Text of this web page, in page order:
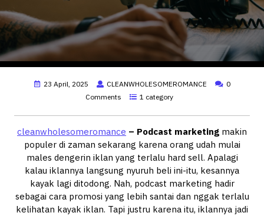
23 April, 2025 CLEANWHOLESOMEROMANCE
0
Comments
1 category
cleanwholesomeromance – Podcast marketing makin
populer di zaman sekarang karena orang udah mulai
males dengerin iklan yang terlalu hard sell. Apalagi
kalau iklannya langsung nyuruh beli ini-itu, kesannya
kayak lagi ditodong. Nah, podcast marketing hadir
sebagai cara promosi yang lebih santai dan nggak terlalu
kelihatan kayak iklan. Tapi justru karena itu, iklannya jadi